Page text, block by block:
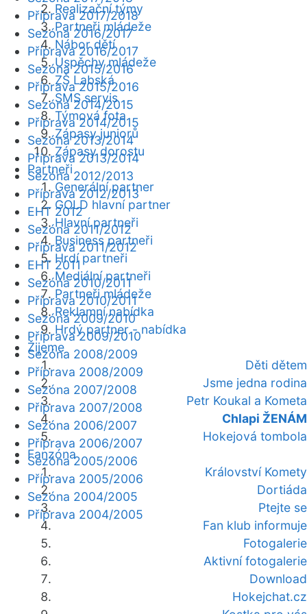
Realizační týmy
Partneři mládeže
Nábor dětí
Úspěchy mládeže
ZŠ Labská
SMS servis
Týmová fota
Zápasy juniorů
Zápasy dorostu
Partneři
Generální partner
GOLD hlavní partner
Hlavní partneři
Business partneři
Hrdí partneři
Mediální partneři
Partneři mládeže
Reklamní nabídka
Hrdý partner - nabídka
Žijeme
Děti dětem
Jsme jedna rodina
Petr Koukal a Kometa
Chlapi ŽENÁM
Hokejová tombola
Fanzóna
Království Komety
Dortiáda
Ptejte se
Fan klub informuje
Fotogalerie
Aktivní fotogalerie
Download
Hokejchat.cz
Příprava 2017/2018
Sezóna 2016/2017
Příprava 2016/2017
Sezóna 2015/2016
Příprava 2015/2016
Sezóna 2014/2015
Příprava 2014/2015
Sezóna 2013/2014
Příprava 2013/2014
Sezóna 2012/2013
Příprava 2012/2013
EHT 2012
Sezóna 2011/2012
Příprava 2011/2012
EHT 2011
Sezóna 2010/2011
Příprava 2010/2011
Sezóna 2009/2010
Příprava 2009/2010
Sezóna 2008/2009
Příprava 2008/2009
Sezóna 2007/2008
Příprava 2007/2008
Sezóna 2006/2007
Příprava 2006/2007
Sezóna 2005/2006
Příprava 2005/2006
Sezóna 2004/2005
Příprava 2004/2005